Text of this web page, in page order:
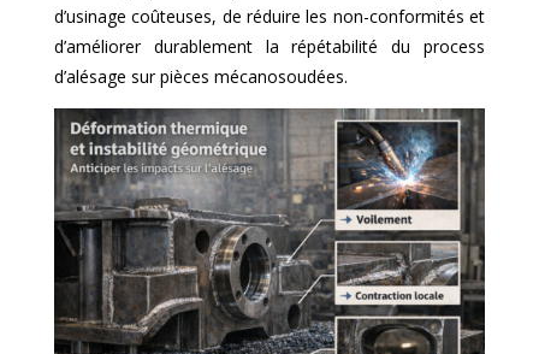
d’usinage coûteuses, de réduire les non-conformités et
d’améliorer durablement la répétabilité du process
d’alésage sur pièces mécanosoudées.